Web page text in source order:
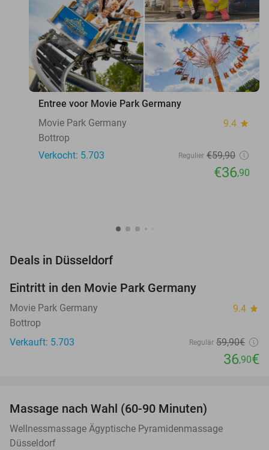
favorite_border
Entree voor Movie Park Germany
Movie Park Germany
9.4 star
Bottrop
Verkocht: 5.703
Regulier €59,90
€36,90
Deals in Düsseldorf
Eintritt in den Movie Park Germany
Movie Park Germany 9.4 star
Bottrop
Verkauft: 5.703
Regulär 59,90€
36,90€
Massage nach Wahl (60-90 Minuten)
Wellnessmassage Ägyptische Pyramidenmassage
Düsseldorf